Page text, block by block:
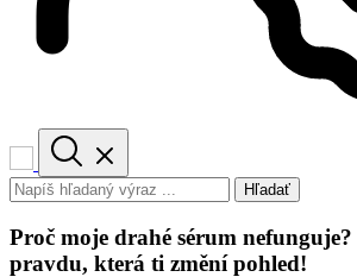
Hľadať
Proč moje drahé sérum
pravdu, která ti změní pohled!